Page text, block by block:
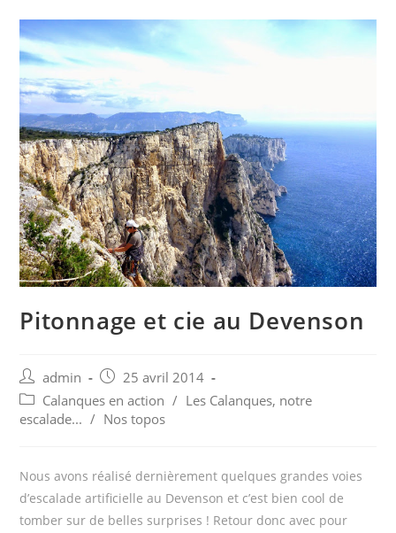
Pitonnage et cie au Devenson
Post
author:
admin
Post
published:
25 avril 2014
Post
category:
Calanques en action / Les Calanques, notre
escalade... / Nos topos
Nous avons réalisé dernièrement quelques grandes voies
d’escalade artificielle au Devenson et c’est bien cool de
tomber sur de belles surprises ! Retour donc avec pour